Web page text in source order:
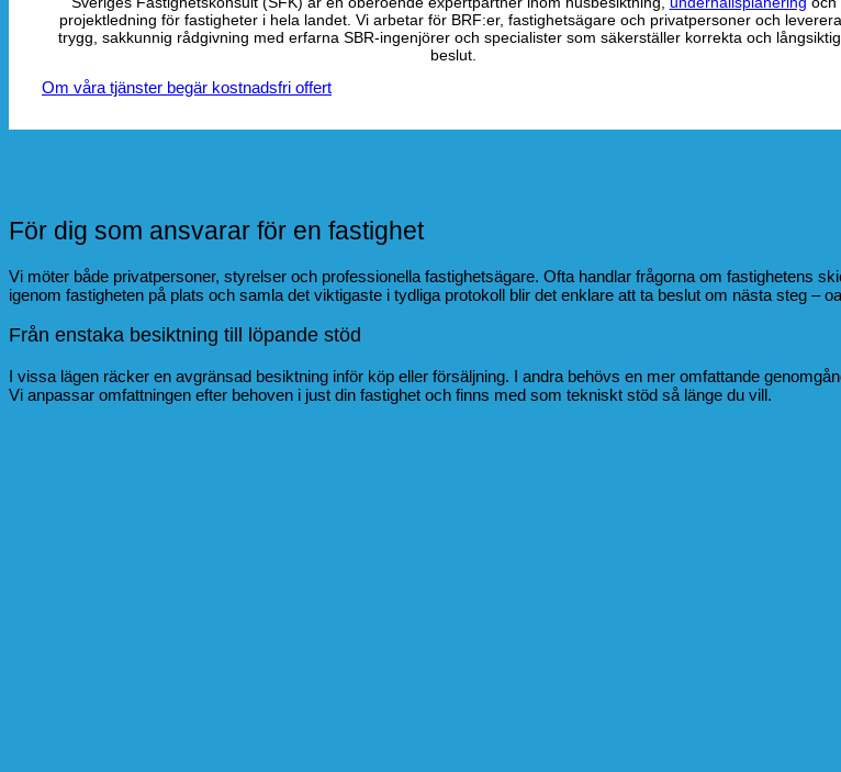
projektledning för fastigheter i hela landet. Vi arbetar för BRF:er, fastighetsägare och privatpersoner och
trygg, sakkunnig rådgivning med erfarna SBR-ingenjörer och specialister som säkerställer korrekta och
beslut.
Om våra tjänster begär kostnadsfri offert
För dig som ansvarar för en fastighet
Vi möter både privatpersoner, styrelser och professionella fastighetsägare. Ofta handlar frågorna om fastighetens
igenom fastigheten på plats och samla det viktigaste i tydliga protokoll blir det enklare att ta beslut om nästa steg –
Från enstaka besiktning till löpande stöd
I vissa lägen räcker en avgränsad besiktning inför köp eller försäljning. I andra behövs en mer omfattande
Vi anpassar omfattningen efter behoven i just din fastighet och finns med som tekniskt stöd så länge du vill.